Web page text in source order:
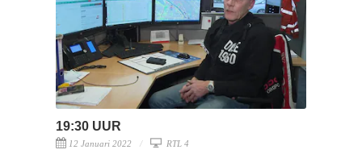
19:30 UUR
12 Januari 2022 RTL 4